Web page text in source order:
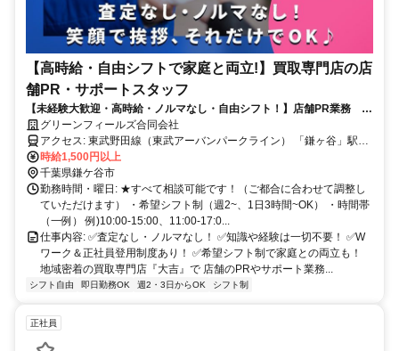
【高時給・自由シフトで家庭と両立!】買取専門店の店
舗PR・サポートスタッフ
【未経験大歓迎・高時給・ノルマなし・自由シフト！】店舗PR業務 オ
ープニングスタッフ募集！/大手買取専門店
グリーンフィールズ合同会社
アクセス: 東武野田線（東武アーバンパークライン） 「鎌ヶ谷」駅
東口より徒歩1分 ※買取大吉 鎌ヶ谷駅前店 ●交通費支給 ●車・バイ
ク・自転車通勤OK
時給1,500円以上
千葉県鎌ケ谷市
勤務時間・曜日: ★すべて相談可能です！（ご都合に合わせて調整し
ていただけます） ・希望シフト制（週2~、1日3時間~OK） ・時間帯
（一例） 例)10:00-15:00、11:00-17:0...
仕事内容: ✅査定なし・ノルマなし！ ✅知識や経験は一切不要！ ✅W
ワーク＆正社員登用制度あり！ ✅希望シフト制で家庭との両立も！
地域密着の買取専門店『大吉』で 店舗のPRやサポート業務...
シフト自由 即日勤務OK 週2・3日からOK シフト制
正社員